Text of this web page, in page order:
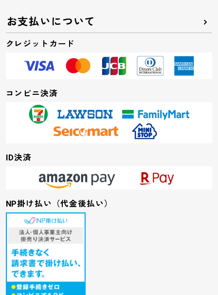
お支払いについて
クレジットカード
コンビニ決済
ID決済
NP掛け払い（代金後払い）